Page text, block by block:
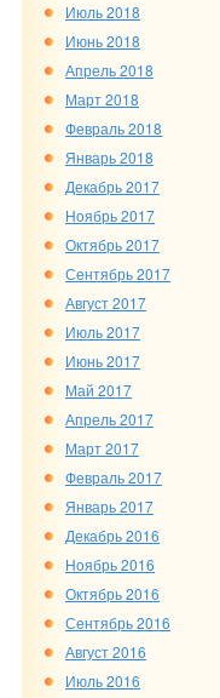
Июль 2018
Июнь 2018
Апрель 2018
Март 2018
Февраль 2018
Январь 2018
Декабрь 2017
Ноябрь 2017
Октябрь 2017
Сентябрь 2017
Август 2017
Июль 2017
Июнь 2017
Май 2017
Апрель 2017
Март 2017
Февраль 2017
Январь 2017
Декабрь 2016
Ноябрь 2016
Октябрь 2016
Сентябрь 2016
Август 2016
Июль 2016